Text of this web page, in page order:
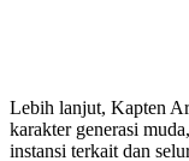
Lebih lanjut, Kapten
karakter generasi
instansi terkait dan